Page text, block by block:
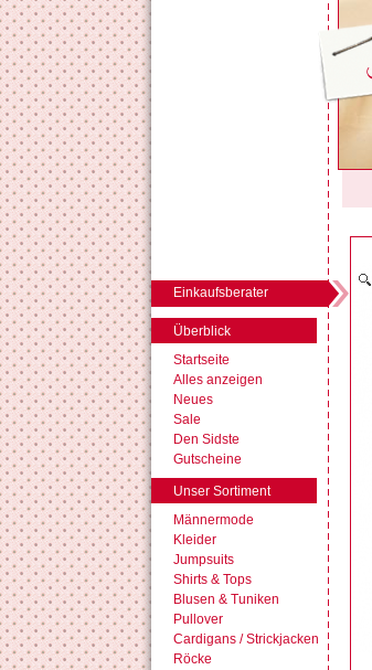
Überblick
Startseite
Alles anzeigen
Neues
Sale
Den Sidste
Gutscheine
Unser Sortiment
Männermode
Kleider
Jumpsuits
Shirts & Tops
Blusen & Tuniken
Pullover
Cardigans / Strickjacken
Röcke
Einkaufsberater